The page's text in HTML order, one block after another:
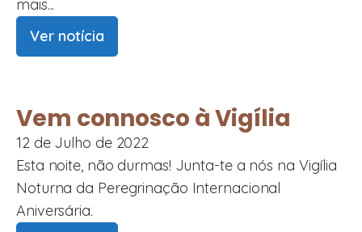
mais...
Ver notícia
Vem connosco à Vigília
12 de Julho de 2022
Esta noite, não durmas! Junta-te a nós na Vigília
Noturna da Peregrinação Internacional
Aniversária.